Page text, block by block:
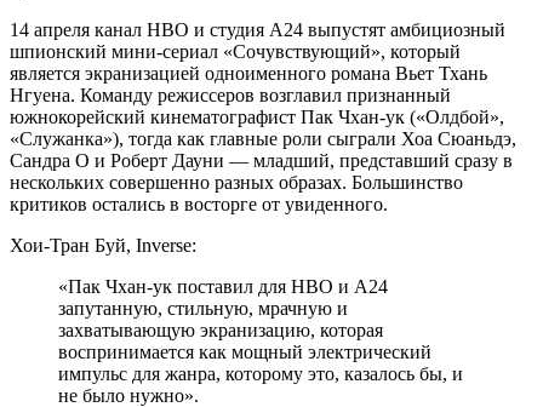
14 апреля канал HBO и студия A24 выпустят амбициозный
шпионский мини-сериал «Сочувствующий», который
является экранизацией одноименного романа Вьет Тхань
Нгуена. Команду режиссеров возглавил признанный
южнокорейский кинематографист Пак Чхан-ук («Олдбой»,
«Служанка»), тогда как главные роли сыграли Хоа Сюаньдэ,
Сандра О и Роберт Дауни — младший, представший сразу в
нескольких совершенно разных образах. Большинство
критиков остались в восторге от увиденного.
Хои-Тран Буй, Inverse:
«Пак Чхан-ук поставил для HBO и A24
запутанную, стильную, мрачную и
захватывающую экранизацию, которая
воспринимается как мощный электрический
импульс для жанра, которому это, казалось бы, и
не было нужно».